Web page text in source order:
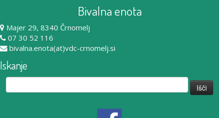
Bivalna enota
Majer 29, 8340 Črnomelj
07 30 52 116
bivalna.enota(at)vdc-crnomelj.si
Iskanje